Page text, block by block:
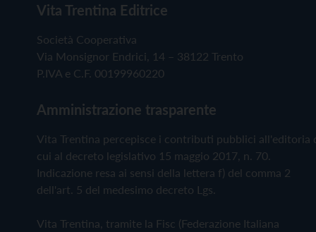
Vita Trentina Editrice
Società Cooperativa
Via Monsignor Endrici, 14 – 38122 Trento
P.IVA e C.F. 00199960220
Amministrazione trasparente
Vita Trentina percepisce i contributi pubblici all'editoria
cui al decreto legislativo 15 maggio 2017, n. 70.
Indicazione resa ai sensi della lettera f) del comma 2
dell'art. 5 del medesimo decreto Lgs.
Vita Trentina, tramite la Fisc (Federazione Italiana